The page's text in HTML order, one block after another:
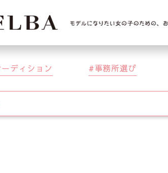
ーディション 事務所選び